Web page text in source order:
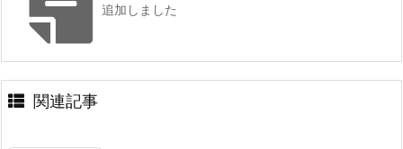
追加しました
関連記事